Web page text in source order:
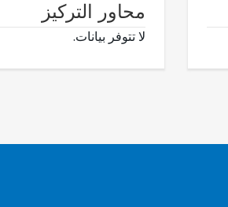
محاور التركيز
لا تتوفر بيانات.